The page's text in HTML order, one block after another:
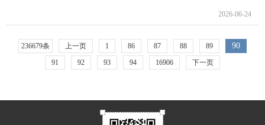
2026-06-24
236679条 上一页 1 86 87 88 89 90
91 92 93 94 16906 下一页